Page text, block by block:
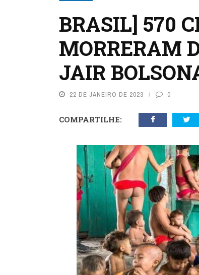
BRASIL] 570
MORRERAM
JAIR
22 DE JANEIRO DE 2023 0
COMPARTILHE: